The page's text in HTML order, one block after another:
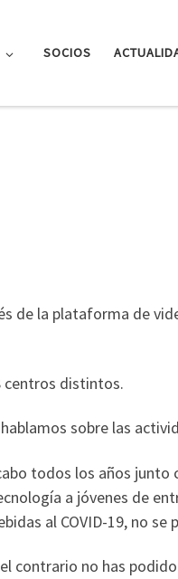
SOCIOS
de la plataforma de
centros distintos.
sobre las
todos los años junto
a jóvenes de
al COVID-19, no se
contrario no has